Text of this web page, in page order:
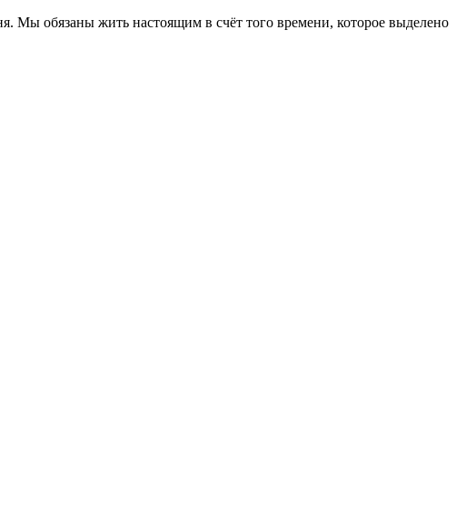
Мы обязаны жить настоящим в счёт того времени, которое выделено